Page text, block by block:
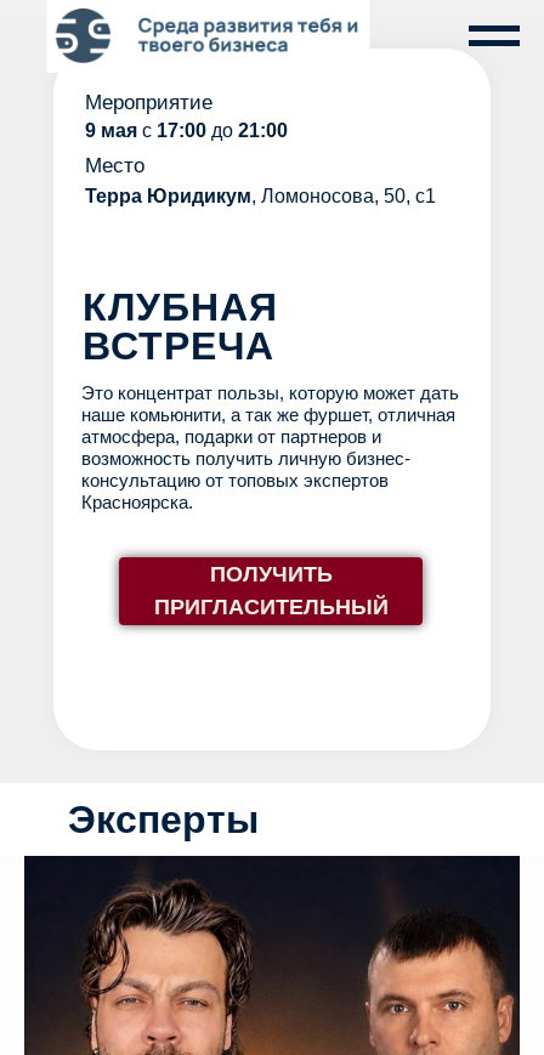
Мероприятие
9 мая с 17:00 до 21:00
Терра Юридикум, Ломоносова, 50, с1
Это концентрат пользы, которую может дать
наше комьюнити, а так же фуршет, отличная
атмосфера, подарки от партнеров и
возможность получить личную бизнес-
консультацию от топовых экспертов
Красноярска.
Место
ПОЛУЧИТЬ
ПРИГЛАСИТЕЛЬНЫЙ
КЛУБНАЯ
ВСТРЕЧА
Эксперты